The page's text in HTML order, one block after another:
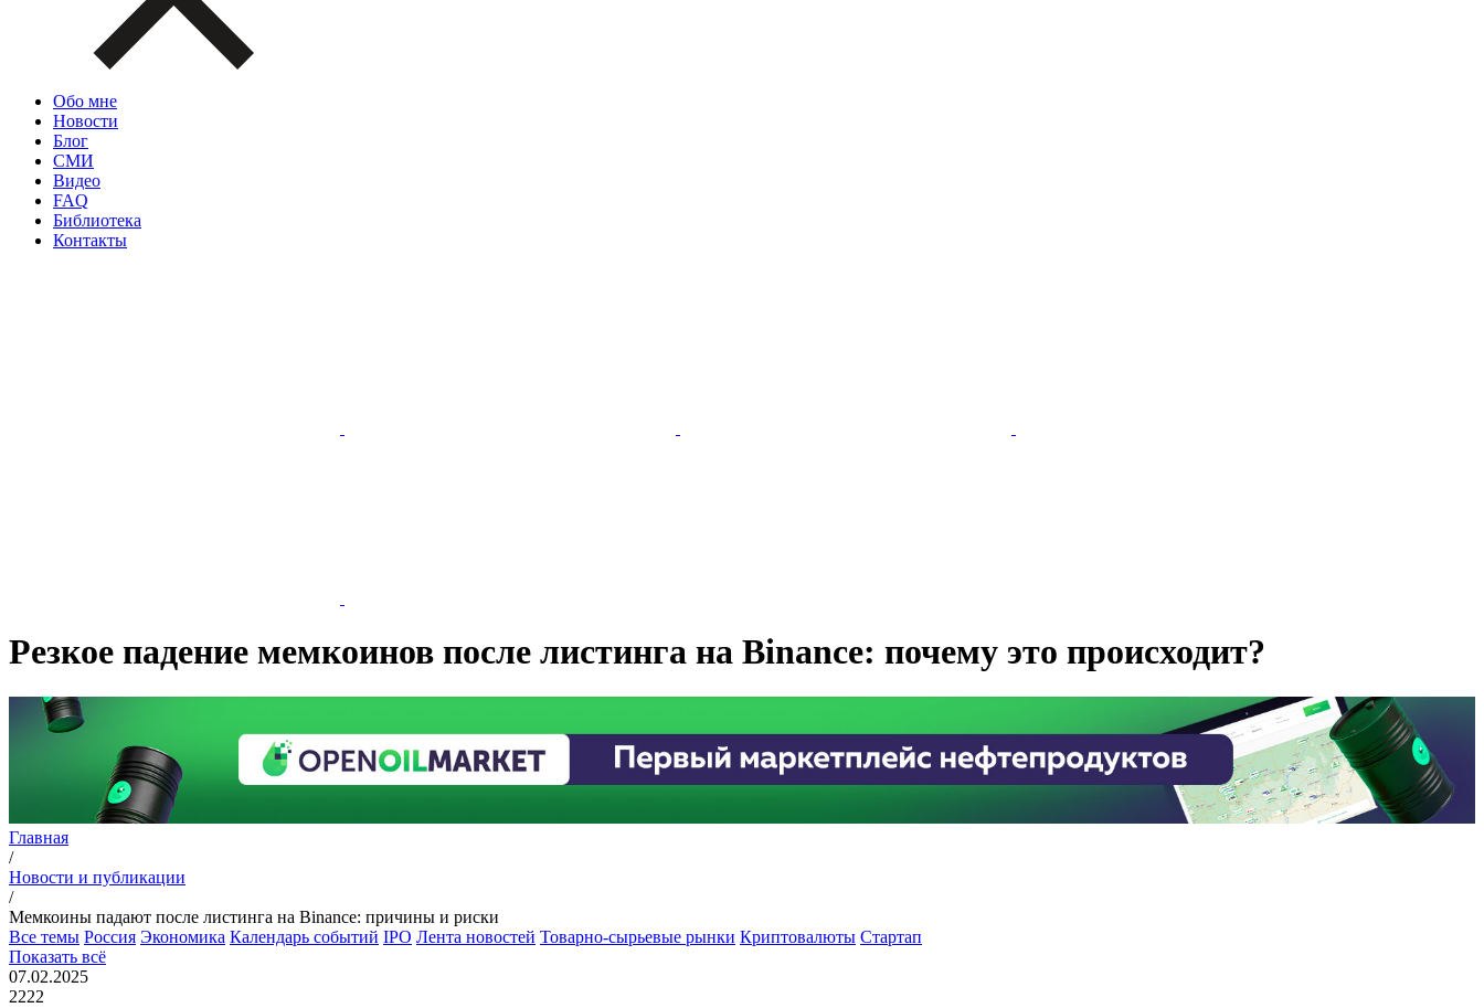
Обо мне
Новости
Блог
СМИ
Видео
FAQ
Библиотека
Контакты
Резкое падение мемкоинов после листинга на Binance: почему это происходит?
Главная
/
Новости и публикации
/
Мемкоины падают после листинга на Binance: причины и риски
Все темы Россия Экономика Календарь событий IPO Лента новостей Товарно-сырьевые рынки Криптовалюты Стартап
Показать всё
07.02.2025
2222